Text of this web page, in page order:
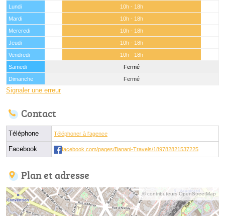
Lundi
10h - 18h
Mardi
10h - 18h
Mercredi
10h - 18h
Jeudi
10h - 18h
Vendredi
10h - 18h
Samedi
Fermé
Dimanche
Fermé
Signaler une erreur
Contact
Téléphone Téléphoner à l'agence
Facebook facebook.com/pages/Banani-Travels/189782821537225
Plan et adresse
© contributeurs OpenStreetMap